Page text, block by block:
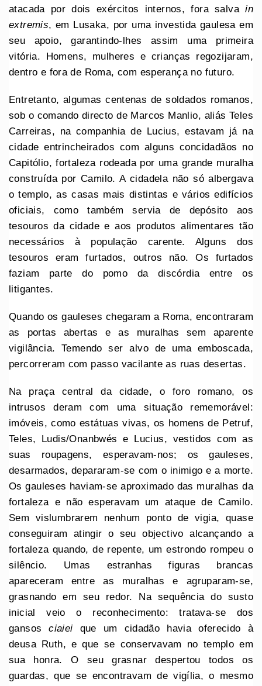
atacada por dois exércitos internos, fora salvain
extremis, em Lusaka, por uma investida gaulesa em
seu apoio, garantindo-lhes assim uma primeira
vitória. Homens, mulheres e crianças regozijaram,
dentro e fora de Roma, com esperança no futuro.
Entretanto, algumas centenas de soldados romanos,
sob o comando directo de Marcos Manlio, aliás Teles
Carreiras, na companhia de Lucius, estavam já na
cidade entrincheirados com alguns concidadãos no
Capitólio, fortaleza rodeada por uma grande muralha
construída por Camilo. A cidadela não só albergava
o templo, as casas mais distintas e vários edifícios
oficiais, como também servia de depósito aos
tesouros da cidade e aos produtos alimentares tão
necessários à população carente. Alguns dos
tesouros eram furtados, outros não. Os furtados
faziam parte do pomo da discórdia entre os
litigantes.
Quando os gauleses chegaram a Roma, encontraram
as portas abertas e as muralhas sem aparente
vigilância. Temendo ser alvo de uma emboscada,
percorreram com passo vacilante as ruas desertas.
Na praça central da cidade, o foro romano, os
intrusos deram com uma situação rememorável:
imóveis, como estátuas vivas, os homens de Petruf,
Teles, Ludis/Onanbwés e Lucius, vestidos com as
suas roupagens, esperavam-nos; os gauleses,
desarmados, depararam-se com o inimigo e a morte.
Os gauleses haviam-se aproximado das muralhas da
fortaleza e não esperavam um ataque de Camilo.
Sem vislumbrarem nenhum ponto de vigia, quase
conseguiram atingir o seu objectivo alcançando a
fortaleza quando, de repente, um estrondo rompeu o
silêncio. Umas estranhas figuras brancas
apareceram entre as muralhas e agruparam-se,
grasnando em seu redor. Na sequência do susto
inicial veio o reconhecimento: tratava-se dos
gansosciaiei que um cidadão havia oferecido à
deusa Ruth, e que se conservavam no templo em
sua honra. O seu grasnar despertou todos os
guardas, que se encontravam de vigília, o mesmo